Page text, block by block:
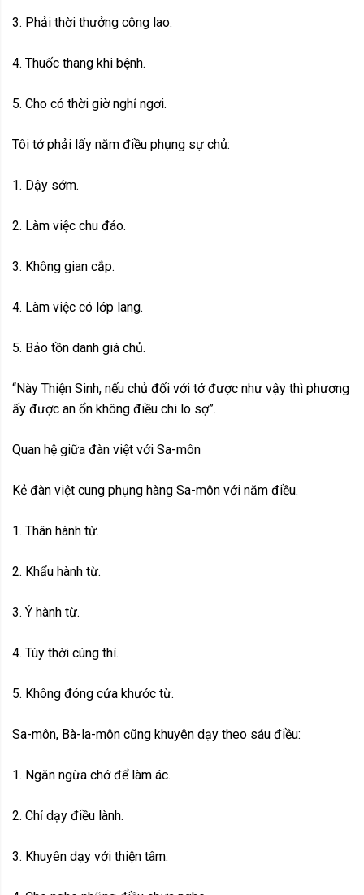
3. Phải thời thưởng công lao.
4. Thuốc thang khi bệnh.
5. Cho có thời giờ nghỉ ngơi.
Tôi tớ phải lấy năm điều phụng sự chủ:
1. Dậy sớm.
2. Làm việc chu đáo.
3. Không gian cắp.
4. Làm việc có lớp lang.
5. Bảo tồn danh giá chủ.
“Này Thiện Sinh, nếu chủ đối với tớ được như vậy thì phương
ấy được an ổn không điều chi lo sợ”.
Quan hệ giữa đàn việt với Sa-môn
Kẻ đàn việt cung phụng hàng Sa-môn với năm điều.
1. Thân hành từ.
2. Khẩu hành từ.
3. Ý hành từ.
4. Tùy thời cúng thí.
5. Không đóng cửa khước từ.
Sa-môn, Bà-la-môn cũng khuyên dạy theo sáu điều:
1. Ngăn ngừa chớ để làm ác.
2. Chỉ dạy điều lành.
3. Khuyên dạy với thiện tâm.